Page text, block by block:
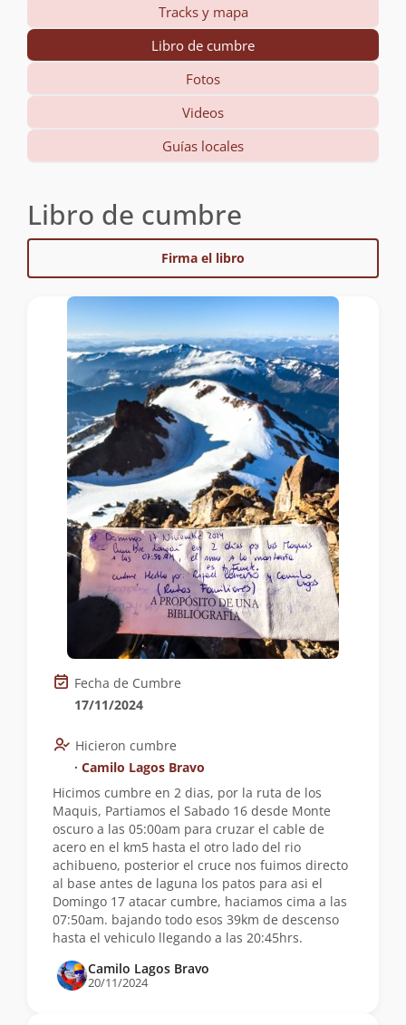
Tracks y mapa
Libro de cumbre
Fotos
Videos
Guías locales
Libro de cumbre
Firma el libro
Fecha de Cumbre
17/11/2024
Hicieron cumbre
∙ Camilo Lagos Bravo
Hicimos cumbre en 2 dias, por la ruta de los
Maquis, Partiamos el Sabado 16 desde Monte
oscuro a las 05:00am para cruzar el cable de
acero en el km5 hasta el otro lado del rio
achibueno, posterior el cruce nos fuimos directo
al base antes de laguna los patos para asi el
Domingo 17 atacar cumbre, haciamos cima a las
07:50am. bajando todo esos 39km de descenso
hasta el vehiculo llegando a las 20:45hrs.
Camilo Lagos Bravo
20/11/2024